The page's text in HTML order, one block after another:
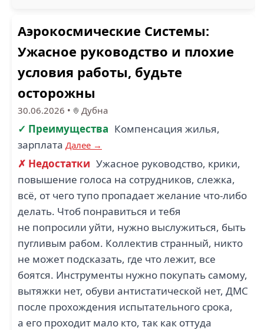
Аэрокосмические Системы:
Ужасное руководство и плохие
условия работы, будьте
осторожны
30.06.2026 • Дубна
✓ Преимущества Компенсация жилья,
зарплата Далее →
✗ Недостатки Ужасное руководство, крики,
повышение голоса на сотрудников, слежка,
всё, от чего тупо пропадает желание что-либо
делать. Чтоб понравиться и тебя
не попросили уйти, нужно выслужиться, быть
пугливым рабом. Коллектив странный, никто
не может подсказать, где что лежит, все
боятся. Инструменты нужно покупать самому,
вытяжки нет, обуви антистатической нет, ДМС
после прохождения испытательного срока,
а его проходит мало кто, так как оттуда